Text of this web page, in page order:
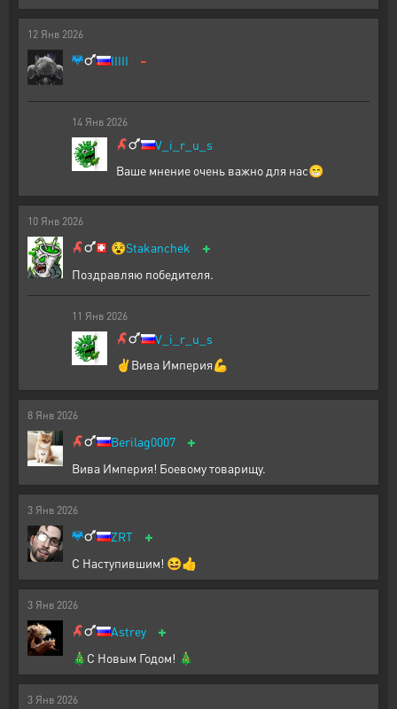
12 Янв 2026
IIIII -
14 Янв 2026
V_i_r_u_s
Ваше мнение очень важно для нас😁
10 Янв 2026
😵Stakanchek +
Поздравляю победителя.
11 Янв 2026
V_i_r_u_s
✌️Вива Империя💪
8 Янв 2026
Berilag0007 +
Вива Империя! Боевому товарищу.
3 Янв 2026
ZRT +
С Наступившим! 😆👍
3 Янв 2026
Astrey +
🎄С Новым Годом! 🎄
3 Янв 2026